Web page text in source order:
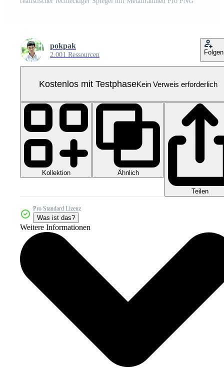
pokpak
2.001 Ressourcen Folgen
Kostenlos mit TestphaseKein Verweis erforderlich
Kollektion Ähnlich
Teilen
Pro Standard Lizenz
Was ist das?
Weitere Informationen